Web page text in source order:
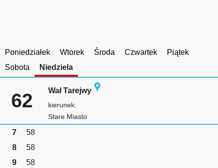
Poniedziałek Wtorek Środa Czwartek
Piątek
Sobota
Niedziela
62 Wał Tarejwy
kierunek:
Stare Miasto
7
58
8
58
9
58